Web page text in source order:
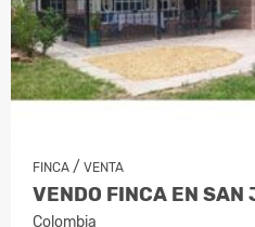
FINCA / VENTA
VENDO FINCA EN SAN
Colombia